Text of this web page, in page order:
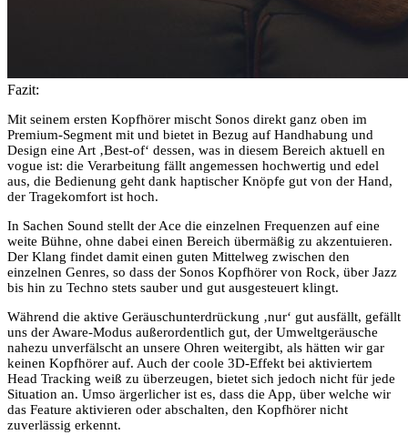
Fazit:
Mit seinem ersten Kopfhörer mischt Sonos direkt ganz oben im
Premium-Segment mit und bietet in Bezug auf Handhabung und
Design eine Art ‚Best-of‘ dessen, was in diesem Bereich aktuell en
vogue ist: die Verarbeitung fällt angemessen hochwertig und edel
aus, die Bedienung geht dank haptischer Knöpfe gut von der Hand,
der Tragekomfort ist hoch.
In Sachen Sound stellt der Ace die einzelnen Frequenzen auf eine
weite Bühne, ohne dabei einen Bereich übermäßig zu akzentuieren.
Der Klang findet damit einen guten Mittelweg zwischen den
einzelnen Genres, so dass der Sonos Kopfhörer von Rock, über Jazz
bis hin zu Techno stets sauber und gut ausgesteuert klingt.
Während die aktive Geräuschunterdrückung ‚nur‘ gut ausfällt, gefällt
uns der Aware-Modus außerordentlich gut, der Umweltgeräusche
nahezu unverfälscht an unsere Ohren weitergibt, als hätten wir gar
keinen Kopfhörer auf. Auch der coole 3D-Effekt bei aktiviertem
Head Tracking weiß zu überzeugen, bietet sich jedoch nicht für jede
Situation an. Umso ärgerlicher ist es, dass die App, über welche wir
das Feature aktivieren oder abschalten, den Kopfhörer nicht
zuverlässig erkennt.